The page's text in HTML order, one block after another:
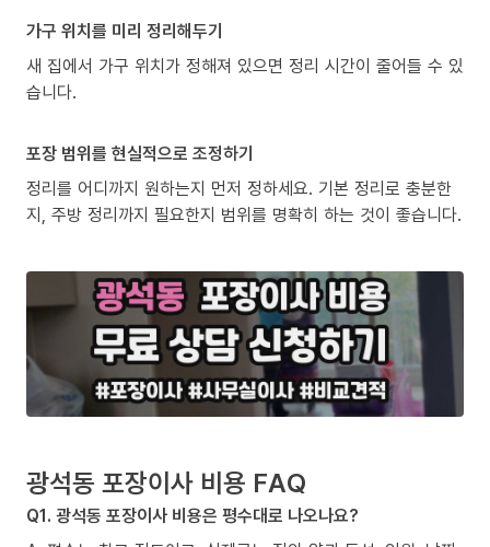
가구 위치를 미리 정리해두기
새 집에서 가구 위치가 정해져 있으면 정리 시간이 줄어들 수 있
습니다.
포장 범위를 현실적으로 조정하기
정리를 어디까지 원하는지 먼저 정하세요. 기본 정리로 충분한
지, 주방 정리까지 필요한지 범위를 명확히 하는 것이 좋습니다.
광석동 포장이사 비용 FAQ
Q1. 광석동 포장이사 비용은 평수대로 나오나요?